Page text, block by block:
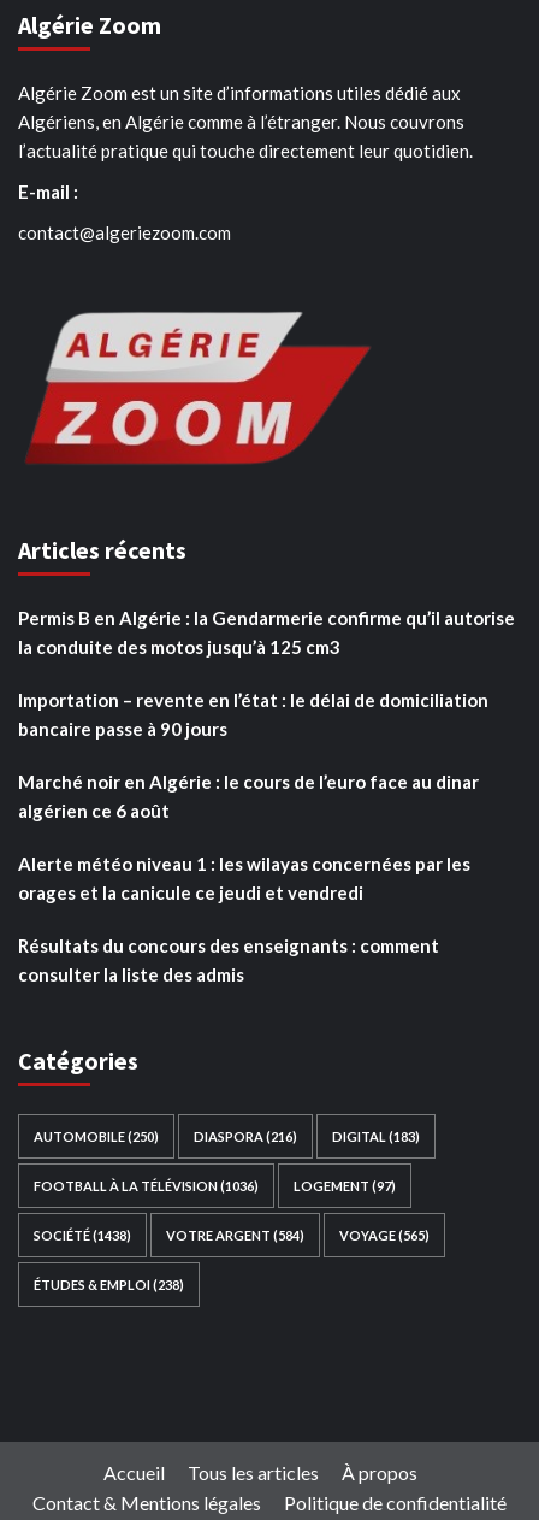
Algérie Zoom
Algérie Zoom est un site d’informations utiles dédié aux
Algériens, en Algérie comme à l’étranger. Nous couvrons
l’actualité pratique qui touche directement leur quotidien.
E-mail :
contact@algeriezoom.com
Articles récents
Permis B en Algérie : la Gendarmerie confirme qu’il autorise
la conduite des motos jusqu’à 125 cm3
Importation – revente en l’état : le délai de domiciliation
bancaire passe à 90 jours
Marché noir en Algérie : le cours de l’euro face au dinar
algérien ce 6 août
Alerte météo niveau 1 : les wilayas concernées par les
orages et la canicule ce jeudi et vendredi
Résultats du concours des enseignants : comment
consulter la liste des admis
Catégories
AUTOMOBILE(250) DIASPORA (216) DIGITAL (183)
FOOTBALL À LA TÉLÉVISION(1036) LOGEMENT (97)
SOCIÉTÉ(1438) VOTRE ARGENT (584) VOYAGE(565)
ÉTUDES & EMPLOI(238)
Accueil Tous les articles
À propos
Contact & Mentions légales
Politique de confidentialité